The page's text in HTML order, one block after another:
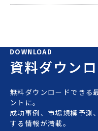
DOWNLOAD
資料ダウン
無料ダウンロードできる
ントに。
成功事例、市場規模予測
する情報が満載。